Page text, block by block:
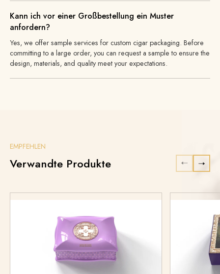
Kann ich vor einer Großbestellung ein Muster
anfordern?
Yes, we offer sample services for custom cigar packaging. Before
committing to a large order, you can request a sample to ensure the
design, materials, and quality meet your expectations.
EMPFEHLEN
Verwandte Produkte